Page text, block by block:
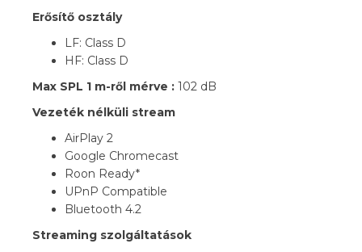
Erősítő osztály
LF: Class D
HF: Class D
Max SPL 1 m-ről mérve : 102 dB
Vezeték nélküli stream
AirPlay 2
Google Chromecast
Roon Ready*
UPnP Compatible
Bluetooth 4.2
Streaming szolgáltatások